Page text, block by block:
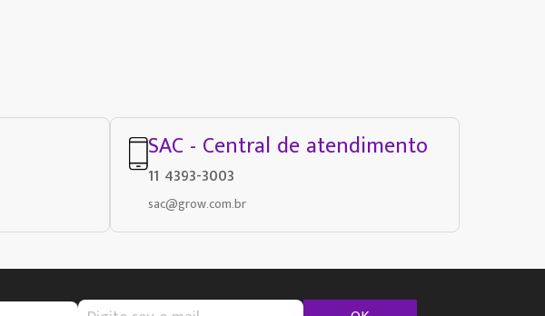
SAC - Central de atendimento
11 4393-3003
sac@grow.com.br